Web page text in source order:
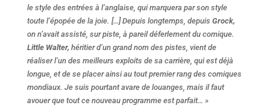
le style des entrées à l’anglaise, qui marquera par son style
toute l’épopée de la joie. […] Depuis longtemps, depuis Grock,
on n’avait assisté, sur piste, à pareil dé­ferlement du comique.
Little Walter, héritier d’un grand nom des pistes, vient de
réaliser l’un des meilleurs exploits de sa carrière, qui est déjà
longue, et de se placer ainsi au tout premier rang des comi­ques
mondiaux. Je suis pourtant avare de louanges, mais il faut
avouer que tout ce nouveau programme est parfait… »